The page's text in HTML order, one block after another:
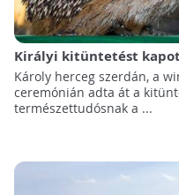
Királyi kitüntetést
Károly herceg szerdán, a
ceremónián adta át a
természettudósnak a ...